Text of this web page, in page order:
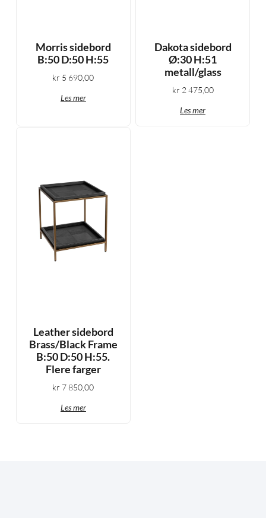
Morris sidebord
B:50 D:50 H:55
kr 5 690,00
Les mer
Dakota sidebord
Ø:30 H:51
metall/glass
kr 2 475,00
Les mer
Leather sidebord
Brass/Black Frame
B:50 D:50 H:55.
Flere farger
kr 7 850,00
Les mer